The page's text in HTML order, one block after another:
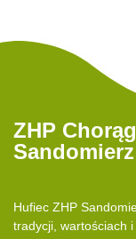
ZHP
Sandomierz
Hufiec ZHP
tradycji, wartościach i